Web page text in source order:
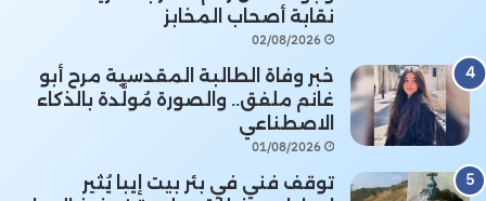
نقابة أصحاب المخابز
02/08/2026
خبر وفاة الطالبة المقدسية مرح أبو
غانم ملفق.. والصورة مُولَّدة بالذكاء
الاصطناعي
01/08/2026
توقف فني في بئر بيت إيبا يُثير